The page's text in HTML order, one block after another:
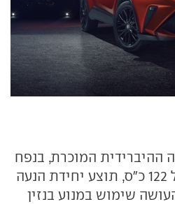
ההיברידית המוכרת, בנפח
1.8 ליטרים ובהספק של 122 כ"ס, תוצע יחידת הנעה
שימוש במנוע בנזין